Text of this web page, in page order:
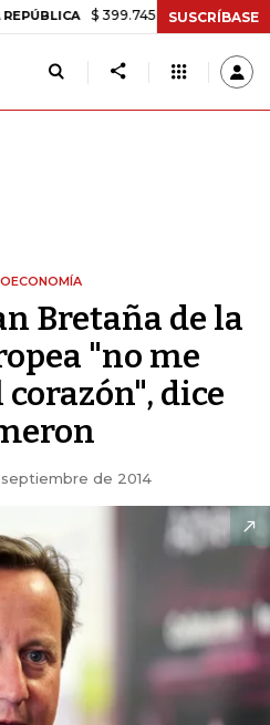
$ 399.745,16 +$ 2.295,71 +0,58%
SUSCRÍBASE
Bretaña de la
"no me
dice
de 2014